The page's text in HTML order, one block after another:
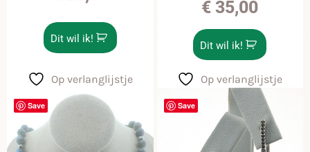
Dit wil ik!
Op verlanglijstje
€ 35,00
Dit wil ik!
Op verlanglijstje
Save Save